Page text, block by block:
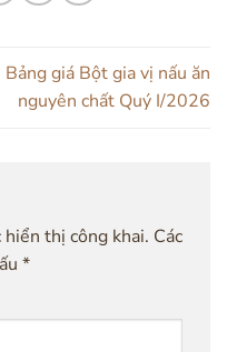
Bảng giá Bột gia vị nấu ăn
nguyên chất Quý I/2026
hiển thị công khai. Các
*